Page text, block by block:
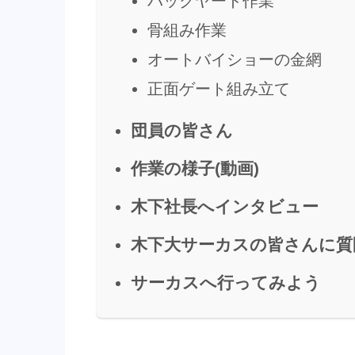
骨組み作業
オートバイショーの金網
正面ゲート組み立て
団員の皆さん
作業の様子(動画)
木下社長へインタビュー
木下大サーカスの皆さんに
サーカスへ行ってみよう